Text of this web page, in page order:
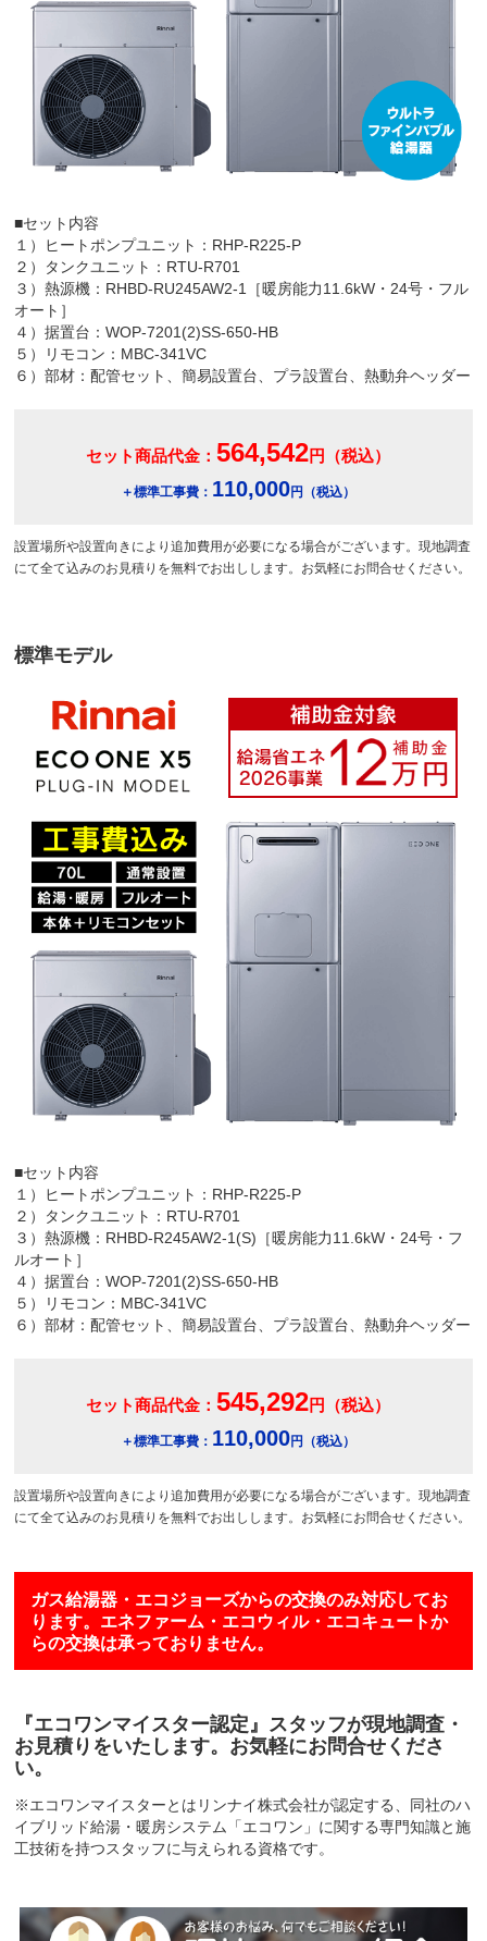
■セット内容
１）ヒートポンプユニット：RHP-R225-P
２）タンクユニット：RTU-R701
３）熱源機：RHBD-RU245AW2-1［暖房能力11.6kW・24号・フル
オート］
４）据置台：WOP-7201(2)SS-650-HB
５）リモコン：MBC-341VC
６）部材：配管セット、簡易設置台、プラ設置台、熱動弁ヘッダー
セット商品代金： 564,542円（税込）
＋標準工事費： 110,000円（税込）
設置場所や設置向きにより追加費用が必要になる場合がございます。現地調査
にて全て込みのお見積りを無料でお出しします。お気軽にお問合せください。
標準モデル
■セット内容
１）ヒートポンプユニット：RHP-R225-P
２）タンクユニット：RTU-R701
３）熱源機：RHBD-R245AW2-1(S)［暖房能力11.6kW・24号・フ
ルオート］
４）据置台：WOP-7201(2)SS-650-HB
５）リモコン：MBC-341VC
６）部材：配管セット、簡易設置台、プラ設置台、熱動弁ヘッダー
セット商品代金： 545,292円（税込）
＋標準工事費： 110,000円（税込）
設置場所や設置向きにより追加費用が必要になる場合がございます。現地調査
にて全て込みのお見積りを無料でお出しします。お気軽にお問合せください。
ガス給湯器・エコジョーズからの交換のみ対応してお
ります。エネファーム・エコウィル・エコキュートか
らの交換は承っておりません。
『エコワンマイスター認定』スタッフが現地調査・
お見積りをいたします。お気軽にお問合せくださ
い。
※エコワンマイスターとはリンナイ株式会社が認定する、同社のハ
イブリッド給湯・暖房システム「エコワン」に関する専門知識と施
工技術を持つスタッフに与えられる資格です。